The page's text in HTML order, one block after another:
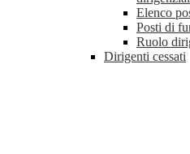
Elenco
Posti di
Ruolo
Dirigenti cessati